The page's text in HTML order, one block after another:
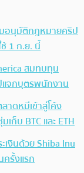
อนุมัติกฎหมายคริป
1 ก.ย. นี้
สมทบทุน
จกบุตรพนักงาน
ดหมีเข้าสู่โค้ง
ก็บ BTC และ ETH
เงินด้วย Shiba Inu
ครั้งแรก